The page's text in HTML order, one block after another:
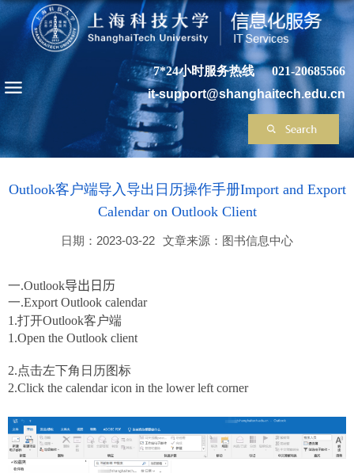
7*24小时服务热线
021-20685566
it-support@shanghaitech.edu.cn
Outlook客户端导入导出日历操作手册Import and Export
Calendar on Outlook Client
日期：2023-03-22 文章来源：图书信息中心
一.Outlook导出日历
一.Export Outlook calendar
1.打开Outlook客户端
1.Open the Outlook client
2.点击左下角日历图标
2.Click the calendar icon in the lower left corner